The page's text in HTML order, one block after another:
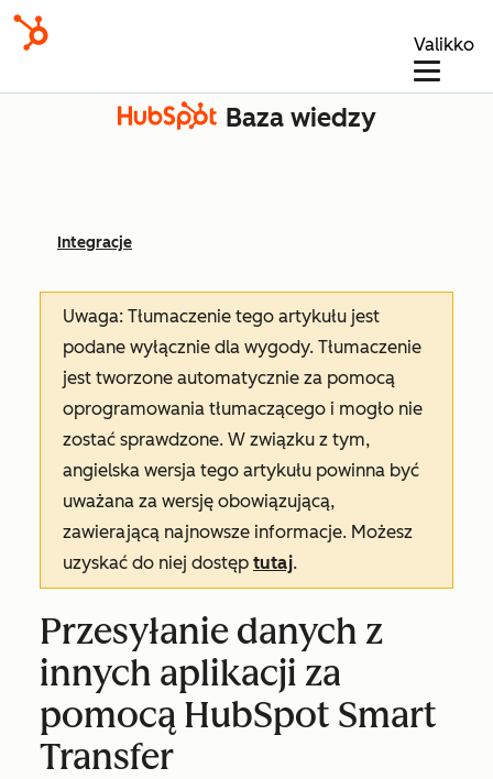
Valikko
Baza wiedzy
Integracje
Uwaga: Tłumaczenie tego artykułu jest
podane wyłącznie dla wygody. Tłumaczenie
jest tworzone automatycznie za pomocą
oprogramowania tłumaczącego i mogło nie
zostać sprawdzone. W związku z tym,
angielska wersja tego artykułu powinna być
uważana za wersję obowiązującą,
zawierającą najnowsze informacje. Możesz
uzyskać do niej dostęp tutaj.
Przesyłanie danych z
innych aplikacji za
pomocą HubSpot Smart
Transfer